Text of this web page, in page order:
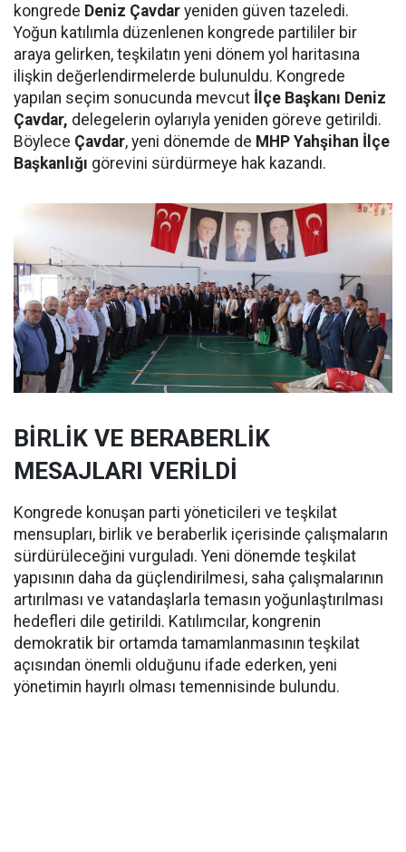
kongrede Deniz Çavdar yeniden güven tazeledi.
Yoğun katılımla düzenlenen kongrede partililer bir
araya gelirken, teşkilatın yeni dönem yol haritasına
ilişkin değerlendirmelerde bulunuldu. Kongrede
yapılan seçim sonucunda mevcut İlçe Başkanı Deniz
Çavdar, delegelerin oylarıyla yeniden göreve getirildi.
Böylece Çavdar, yeni dönemde de MHP Yahşihan İlçe
Başkanlığı görevini sürdürmeye hak kazandı.
BİRLİK VE BERABERLİK
MESAJLARI VERİLDİ
Kongrede konuşan parti yöneticileri ve teşkilat
mensupları, birlik ve beraberlik içerisinde çalışmaların
sürdürüleceğini vurguladı. Yeni dönemde teşkilat
yapısının daha da güçlendirilmesi, saha çalışmalarının
artırılması ve vatandaşlarla temasın yoğunlaştırılması
hedefleri dile getirildi. Katılımcılar, kongrenin
demokratik bir ortamda tamamlanmasının teşkilat
açısından önemli olduğunu ifade ederken, yeni
yönetimin hayırlı olması temennisinde bulundu.